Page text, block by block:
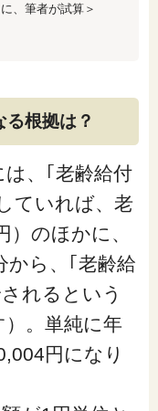
、筆者が試算＞
る根拠は？
、｢老齢給付
ていれば、老
）のほかに、
から、｢老齢給
れるという
。単純に年
円になり